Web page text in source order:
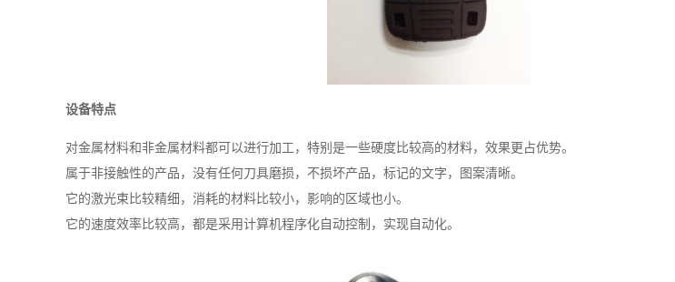
设备特点
对金属材料和非金属材料都可以进行加工，特别是一些硬度比较高的材料，效果更占优势。
属于非接触性的产品，没有任何刀具磨损，不损坏产品，标记的文字，图案清晰。
它的激光束比较精细，消耗的材料比较小，影响的区域也小。
它的速度效率比较高，都是采用计算机程序化自动控制，实现自动化。